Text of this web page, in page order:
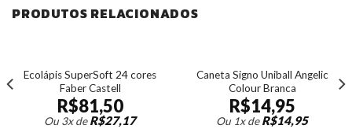
PRODUTOS RELACIONADOS
Ecolápis SuperSoft 24 cores
Faber Castell
R$81,50
Ou 3x deR$27,17
Caneta Signo Uniball Angelic
Colour Branca
R$14,95
Ou 1x deR$14,95